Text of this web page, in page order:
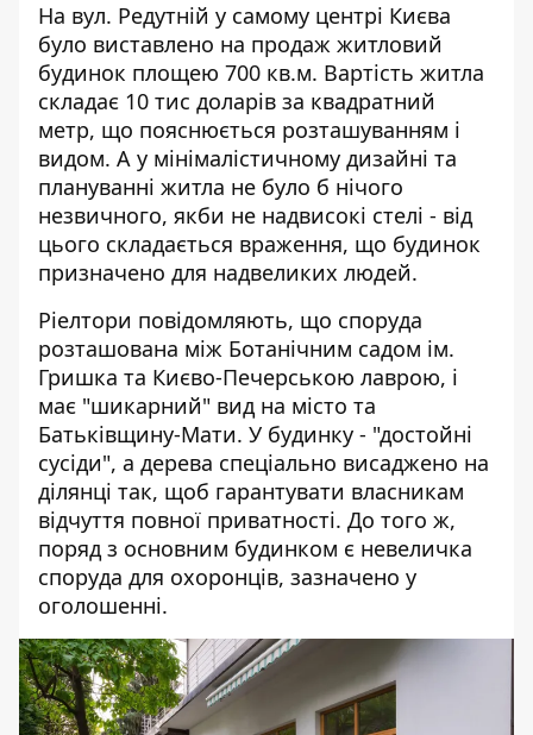
На вул. Редутній у самому центрі Києва
було виставлено на продаж житловий
будинок площею 700 кв.м. Вартість житла
складає 10 тис доларів за квадратний
метр, що пояснюється розташуванням і
видом. А у мінімалістичному дизайні та
плануванні житла не було б нічого
незвичного, якби не надвисокі стелі - від
цього складається враження, що будинок
призначено для надвеликих людей.
Ріелтори повідомляють, що споруда
розташована між Ботанічним садом ім.
Гришка та Києво-Печерською лаврою, і
має "шикарний" вид на місто та
Батьківщину-Мати. У будинку - "достойні
сусіди", а дерева спеціально висаджено на
ділянці так, щоб гарантувати власникам
відчуття повної приватності. До того ж,
поряд з основним будинком є невеличка
споруда для охоронців, зазначено у
оголошенні.